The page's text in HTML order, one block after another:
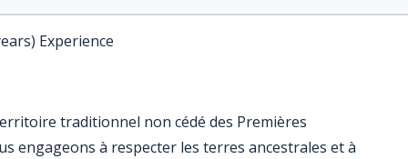
Experience
traditionnel non cédé des Premières
engageons à respecter les terres ancestrales et à